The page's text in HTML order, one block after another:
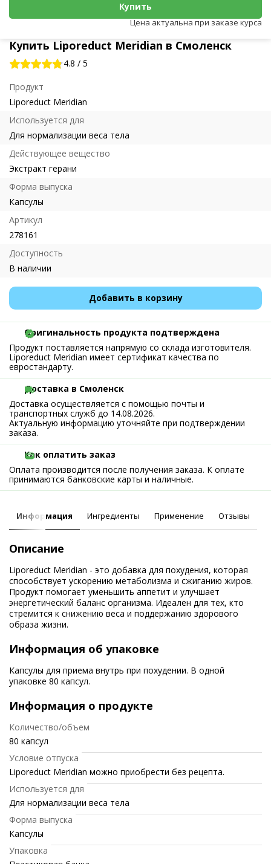
Купить Liporeduct Meridian в Смоленск
4.8 / 5
Продукт
Liporeduct Meridian
Используется для
Для нормализации веса тела
Действующее вещество
Экстракт герани
Форма выпуска
Капсулы
Артикул
278161
Доступность
В наличии
Добавить в корзину
Купить
Цена актуальна при заказе курса
Оригинальность продукта подтверждена
Продукт поставляется напрямую со склада изготовителя.
Liporeduct Meridian имеет сертификат качества по
евростандарту.
Доставка в Смоленск
Доставка осуществляется с помощью почты и
транспортных служб до 14.08.2026.
Актуальную информацию уточняйте при подтверждении
заказа.
Как оплатить заказ
Оплата производится после получения заказа. К оплате
принимаются банковские карты и наличные.
Информация Ингредиенты Применение Отзывы
Описание
Liporeduct Meridian - это добавка для похудения, которая
способствует ускорению метаболизма и сжиганию жиров.
Продукт помогает уменьшить аппетит и улучшает
энергетический баланс организма. Идеален для тех, кто
стремится к снижению веса и поддержанию здорового
образа жизни.
Информация об упаковке
Капсулы для приема внутрь при похудении. В одной
упаковке 80 капсул.
Информация о продукте
Количество/объем
80 капсул
Условие отпуска
Liporeduct Meridian можно приобрести без рецепта.
Используется для
Для нормализации веса тела
Форма выпуска
Капсулы
Упаковка